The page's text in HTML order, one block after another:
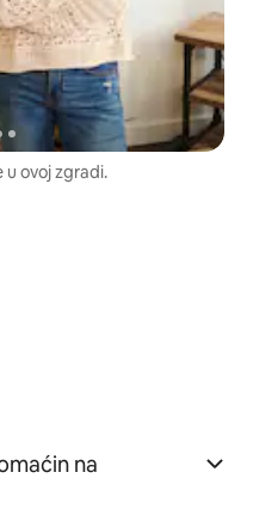
ovoj zgradi.
na